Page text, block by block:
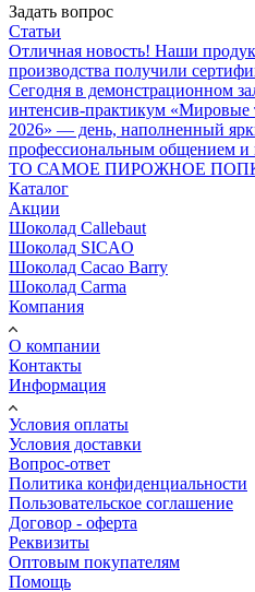
Задать вопрос
Статьи
Отличная новость! Наши
производства получили
Сегодня в демонстрационном
интенсив-практикум «Мировые
2026» — день, наполненный
профессиональным общением и
ТО САМОЕ ПИРОЖНОЕ
Каталог
Акции
Шоколад Callebaut
Шоколад SICAO
Шоколад Cacao Barry
Шоколад Carma
Компания
О компании
Контакты
Информация
Условия оплаты
Условия доставки
Вопрос-ответ
Политика конфиденциальности
Пользовательское соглашение
Договор - оферта
Реквизиты
Оптовым покупателям
Помощь